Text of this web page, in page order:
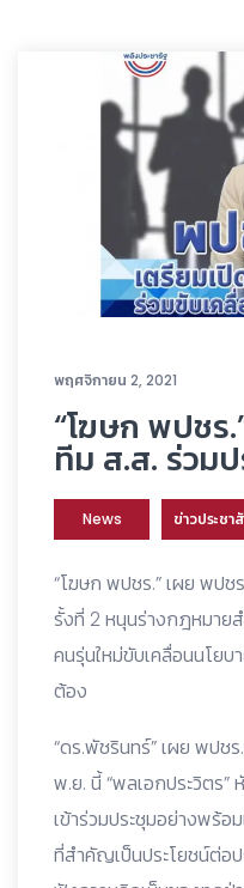
พฤศจิกายน 2, 2021
“โฆษก พปชร
ทีม ส.ส. ร่วม
News ข่าวประช
“โฆษก พปชร.” เผย พปช
รั้งที่ 2 หนุนร่างกฎหมาย
คนรุ่นใหม่ขับเคลื่อนนโย
ต้อง
“ดร.พัชรินทร์” เผย พปช
พ.ย. นี้ “พลเอกประวิตร
เข้าร่วมประชุมอย่างพร้
ที่สำคัญเป็นประโยชน์ต่อ